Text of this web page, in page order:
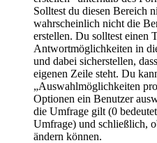
Solltest du diesen Bereich
wahrscheinlich nicht die
erstellen. Du solltest einen
Antwortmöglichkeiten in
und dabei sicherstellen,
eigenen Zeile steht. Du
„Auswahlmöglichkeiten
Optionen ein Benutzer
die Umfrage gilt (0
Umfrage) und schließlich,
ändern können.